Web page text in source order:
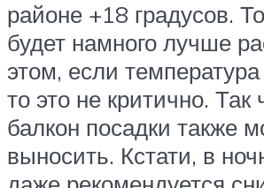
районе +18 градусов.
будет намного лучше
этом, если
то это не критично. Так
балкон посадки также
выносить. Кстати, в